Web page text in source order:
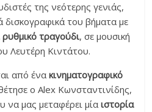
της νεότερης γενιάς,
δισκογραφικά του βήματα με
τραγούδι, σε μουσική
Λευτέρη Κιντάτου.
από ένα κινηματογραφικό
ο Alex Κωνσταντινίδης,
να μας μεταφέρει μίαιστορία